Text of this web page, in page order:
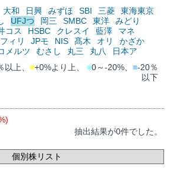
大和 日興 みずほ SBI 三菱
東海東京
UFJつ 岡三 SMBC 東洋
みどり
コス HSBC クレスイ 藍澤
マネ
フィリ JPモ NIS 髙木 オリ
かざか
メルツ むさし 丸三 丸八
日本ア
以上、 ■+0%より上、 ■0～-20%、 ■-20％
以下
抽出結果が0件でした。
個別株リスト